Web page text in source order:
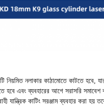
নলাকার কাঠামোতে কাটতে হবে,
হবে এবং ব্যবহারের আগে সরাসরি
কাটিং সরঞ্জাম ব্যবহার করা